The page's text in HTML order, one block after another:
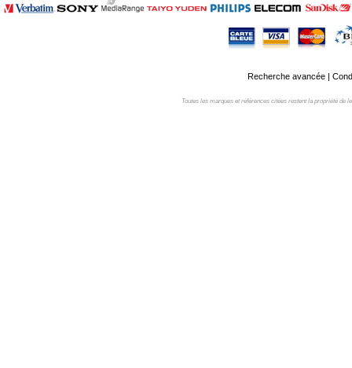
Recherche avancée|
Toutes les marques et références citées restent la propriété de